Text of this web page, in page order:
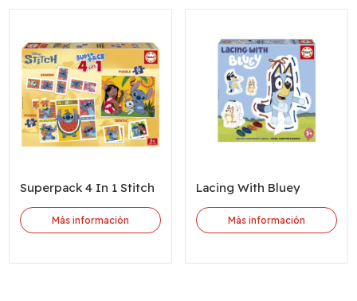
Superpack 4 In 1 Stitch
Más información
Lacing With Bluey
Más información